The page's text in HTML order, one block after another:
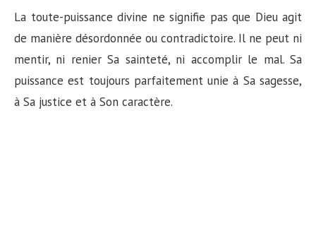
La toute-puissance divine ne signifie pas que Dieu agit
de manière désordonnée ou contradictoire. Il ne peut ni
mentir, ni renier Sa sainteté, ni accomplir le mal. Sa
puissance est toujours parfaitement unie à Sa sagesse,
à Sa justice et à Son caractère.